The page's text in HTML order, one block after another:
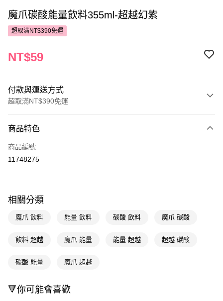
魔爪碳酸能量飲料355ml-超越幻紫
超取滿NT$390免運
NT$59
付款與運送方式
超取滿NT$390免運
POYA支付
信用卡一次付款
悠遊付
Google Pay
相關說明
商品特色
商品編號
11748275
相關分類
魔爪 飲料 能量 飲料 碳酸 飲料 魔爪 碳酸
飲料 超越 魔爪 能量 能量 超越 超越 碳酸
碳酸 能量 魔爪 超越
🔻你可能會喜歡